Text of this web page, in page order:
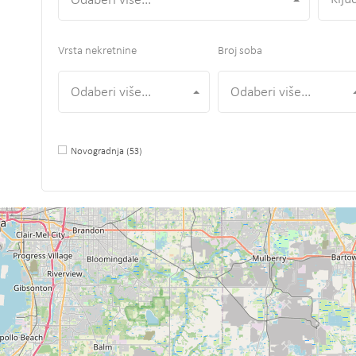
Vrsta nekretnine
Odaberi više...
Broj soba
Odaberi više...
Novogradnja (53)